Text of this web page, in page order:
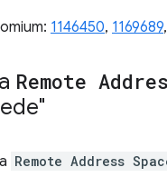
1146450, 1169689,
Remote
Remote Address